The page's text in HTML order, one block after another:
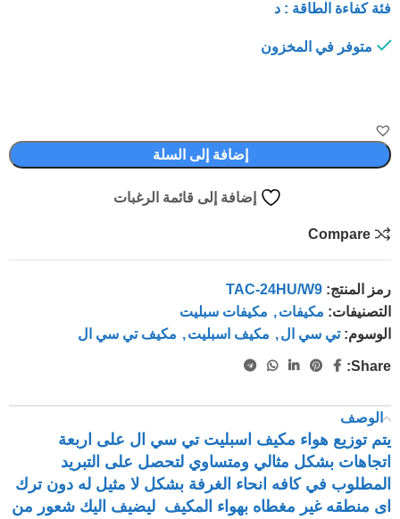
فئة كفاءة الطاقة : د
متوفر في المخزون
إضافة إلى السلة
إضافة إلى قائمة الرغبات
Compare
رمز المنتج: TAC-24HU/W9
التصنيفات: مكيفات, مكيفات سبليت
الوسوم: تي سي ال, مكيف اسبليت, مكيف تي سي ال
Share:
الوصف
يتم توزيع هواء مكيف اسبليت تي سي ال على اربعة
اتجاهات بشكل مثالي ومتساوي لتحصل على التبريد
المطلوب في كافه انحاء الغرفة بشكل لا مثيل له دون ترك
اى منطقه غير مغطاه بهواء المكيف ليضيف اليك شعور من